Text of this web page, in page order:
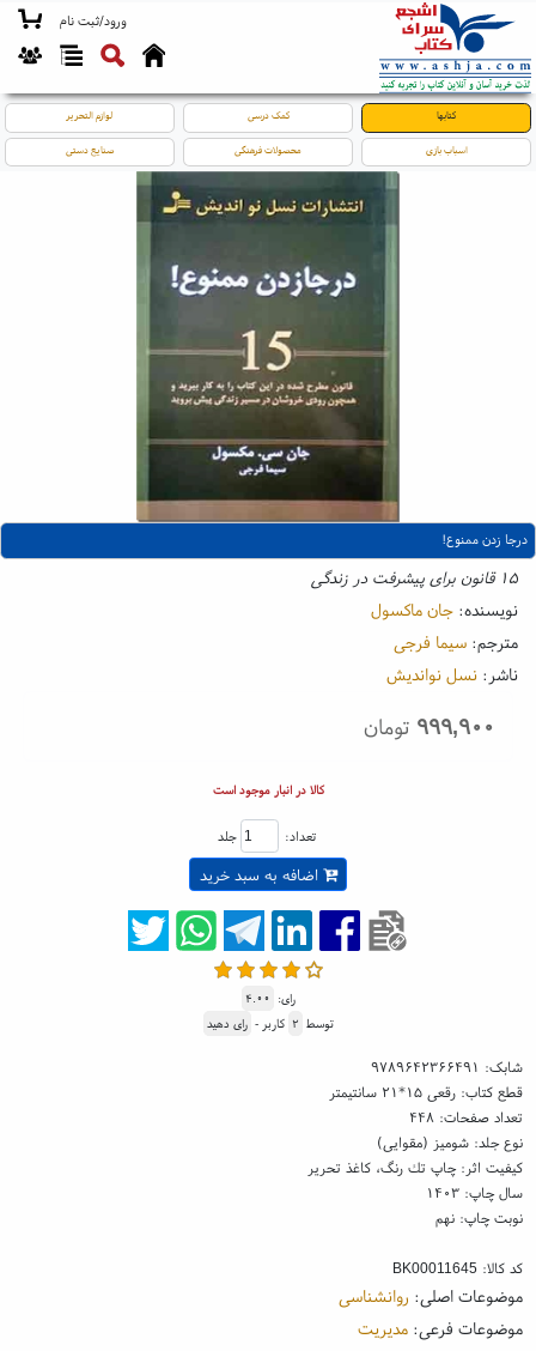
ورود/ثبت نام
کتابها کمک درسی لوازم التحریر
اسباب بازی محصولات فرهنگی صنایع دستی
درجا زدن ممنوع!
۱۵ قانون برای پیشرفت در زندگی
نویسنده: جان ماکسول
مترجم: سیما فرجی
ناشر: نسل نواندیش
۹۹۹,۹۰۰ تومان
کالا در انبار موجود است
تعداد: جلد
اضافه به سبد خرید
رای: ۴.۰۰
توسط ۲ کاربر - رای دهید
شابک: ۹۷۸۹۶۴۲۳۶۶۴۹۱
قطع کتاب: رقعی ۱۵*۲۱ سانتیمتر
تعداد صفحات: ۴۴۸
نوع جلد: شومیز (مقوایی)
کیفیت اثر: چاپ تك رنگ، کاغذ تحریر
سال چاپ: ۱۴۰۳
نوبت چاپ: نهم
کد کالا:BK00011645
موضوعات اصلی: روانشناسی
موضوعات فرعی:مدیریت